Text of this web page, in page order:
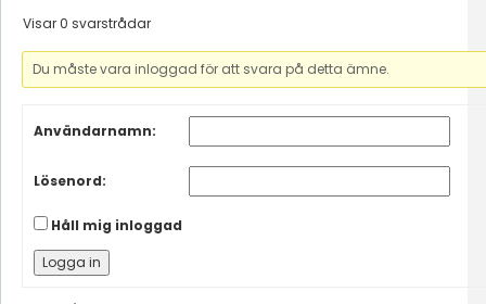
Visar 0 svarstrådar
Du måste vara inloggad för att svara på detta ämne.
Användarnamn:
Lösenord:
Håll mig inloggad
Logga in